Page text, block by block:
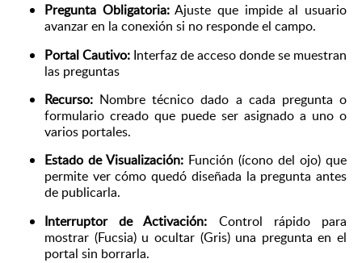
Pregunta Obligatoria: Ajuste que impide al usuario
avanzar en la conexión si no responde el campo.
Portal Cautivo: Interfaz de acceso donde se muestran
las preguntas
Recurso: Nombre técnico dado a cada pregunta o
formulario creado que puede ser asignado a uno o
varios portales.
Estado de Visualización: Función (ícono del ojo) que
permite ver cómo quedó diseñada la pregunta antes
de publicarla.
Interruptor de Activación: Control rápido para
mostrar (Fucsia) u ocultar (Gris) una pregunta en el
portal sin borrarla.